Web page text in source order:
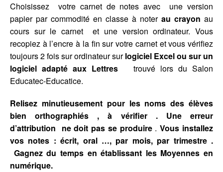
Choisissez votre carnet de notes avec une version
papier par commodité en classe à noter au crayon au
cours sur le carnet et une version ordinateur. Vous
recopiez à l’encre à la fin sur votre carnet et vous vérifiez
toujours 2 fois sur ordinateur surlogiciel Excel ou sur un
logiciel adapté aux Lettres
trouvé lors du Salon
Educatec-Educatice.
Relisez minutieusement pour les noms des élèves
bien orthographiés , à vérifier .
Une erreur
d’attribution ne doit pas se produire .Vous installez
vos notes : écrit, oral …, par mois, par trimestre .
Gagnez du temps en établissant les Moyennes en
numérique.